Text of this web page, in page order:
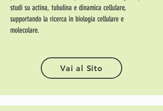
studi su actina, tubulina e dinamica cellulare,
supportando la ricerca in biologia cellulare e
molecolare.
Vai al Sito